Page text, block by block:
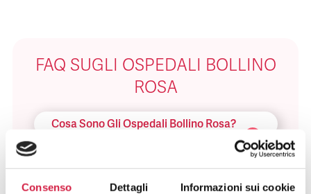
Consenso Dettagli Informazioni sui cookie
FAQ SUGLI OSPEDALI BOLLINO
ROSA
Cosa Sono Gli Ospedali Bollino Rosa?